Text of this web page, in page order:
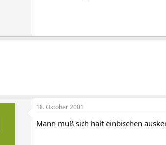
18. Oktober 2001
Mann muß sich halt einbischen